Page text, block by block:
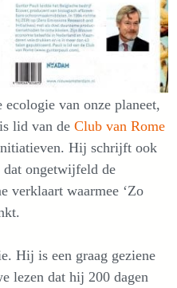
ecologie van onze planeet,
lid van de Club van Rome
Hij schrijft ook
dat ongetwijfeld de
verklaart waarmee ‘Zo
Hij is een graag geziene
lezen dat hij 200 dagen